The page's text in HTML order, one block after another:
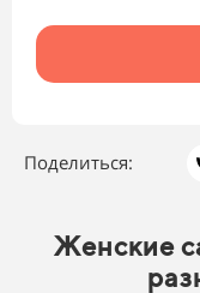
Поделиться:
Женские